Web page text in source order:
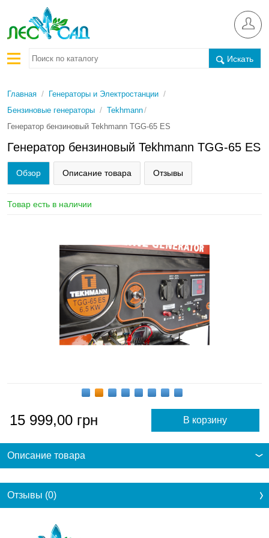
Искать
Главная / Генераторы и Электростанции /
Бензиновые генераторы / Tekhmann/
Генератор бензиновый Tekhmann TGG-65 ES
Генератор бензиновый Tekhmann TGG-65 ES
Обзор Описание товара Отзывы
Товар есть в наличии
15 999,00 грн
Описание товара
Отзывы (0)